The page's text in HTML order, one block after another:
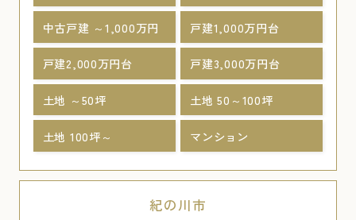
中古戸建 ～1,000万円 戸建1,000万円台
戸建2,000万円台 戸建3,000万円台
土地 ～50坪 土地 50～100坪
土地 100坪～ マンション
紀の川市